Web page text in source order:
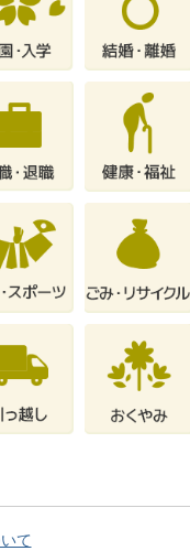
て